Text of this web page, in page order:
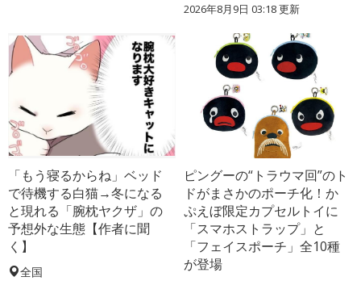
2026年8月9日 03:18更新
「もう寝るからね」ベッド
で待機する白猫→冬になる
と現れる「腕枕ヤクザ」の
予想外な生態【作者に聞
く】
全国
ピングーの“トラウマ回”のト
ドがまさかのポーチ化！か
ぷえぼ限定カプセルトイに
「スマホストラップ」と
「フェイスポーチ」全10種
が登場